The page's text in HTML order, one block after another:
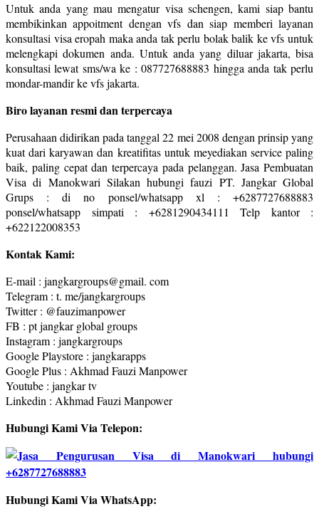
Untuk anda yang mau mengatur visa schengen, kami siap bantu
membikinkan appoitment dengan vfs dan siap memberi layanan
konsultasi visa eropah maka anda tak perlu bolak balik ke vfs untuk
melengkapi dokumen anda. Untuk anda yang diluar jakarta, bisa
konsultasi lewat sms/wa ke : 087727688883 hingga anda tak perlu
mondar-mandir ke vfs jakarta.
Biro layanan resmi dan terpercaya
Perusahaan didirikan pada tanggal 22 mei 2008 dengan prinsip yang
kuat dari karyawan dan kreatifitas untuk meyediakan service paling
baik, paling cepat dan terpercaya pada pelanggan. Jasa Pembuatan
Visa di Manokwari Silakan hubungi fauzi PT. Jangkar Global
Grups : di no ponsel/whatsapp xl : +6287727688883
ponsel/whatsapp simpati : +6281290434111 Telp kantor :
+622122008353
Kontak Kami:
E-mail : jangkargroups@gmail. com
Telegram : t. me/jangkargroups
Twitter : @fauzimanpower
FB : pt jangkar global groups
Instagram : jangkargroups
Google Playstore : jangkarapps
Google Plus : Akhmad Fauzi Manpower
Youtube : jangkar tv
Linkedin : Akhmad Fauzi Manpower
Hubungi Kami Via Telepon:
Hubungi Kami Via WhatsApp: